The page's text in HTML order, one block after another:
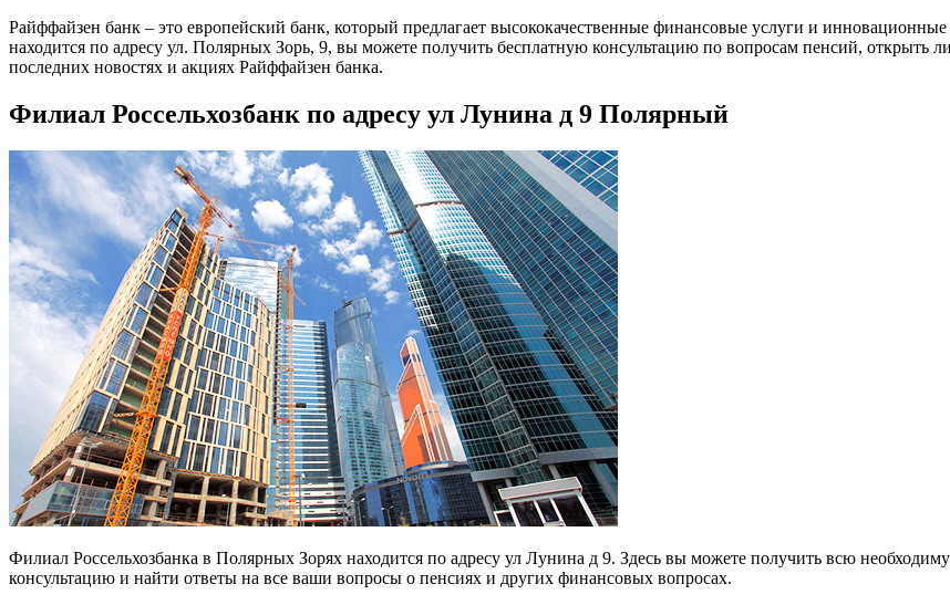
Райффайзен банк – это европейский банк, который предлагает высококачественные финансовые услуги и
находится по адресу ул. Полярных Зорь, 9, вы можете получить бесплатную консультацию по вопросам пенсий, открыть
последних новостях и акциях Райффайзен банка.
Филиал Россельхозбанк по адресу ул Лунина д 9 Полярный
Филиал Россельхозбанка в Полярных Зорях находится по адресу ул Лунина д 9. Здесь вы можете получить всю
консультацию и найти ответы на все ваши вопросы о пенсиях и других финансовых вопросах.